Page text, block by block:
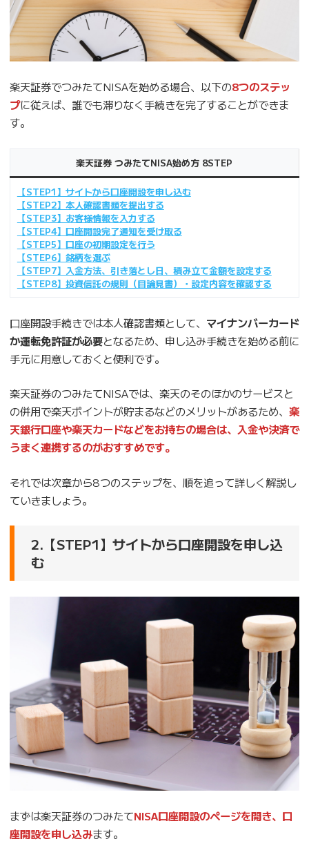
楽天証券でつみたてNISAを始める場合、以下の8つのステッ
プに従えば、誰でも滞りなく手続きを完了することができま
す。
楽天証券 つみたてNISA始め方 8STEP
【STEP1】サイトから口座開設を申し込む
【STEP2】本人確認書類を提出する
【STEP3】お客様情報を入力する
【STEP4】口座開設完了通知を受け取る
【STEP5】口座の初期設定を行う
【STEP6】銘柄を選ぶ
【STEP7】入金方法、引き落とし日、積み立て金額を設定する
【STEP8】投資信託の規則（目論見書）・設定内容を確認する
口座開設手続きでは本人確認書類として、 マイナンバーカード
か運転免許証が必要となるため、申し込み手続きを始める前に
手元に用意しておくと便利です。
楽天証券のつみたてNISAでは、楽天のそのほかのサービスと
の併用で楽天ポイントが貯まるなどのメリットがあるため、 楽
天銀行口座や楽天カードなどをお持ちの場合は、入金や決済で
うまく連携するのがおすすめです。
それでは次章から8つのステップを、順を追って詳しく解説し
ていきましょう。
2.【STEP1】サイトから口座開設を申し込
む
まずは楽天証券のつみたてNISA口座開設のページを開き、口
座開設を申し込みます。